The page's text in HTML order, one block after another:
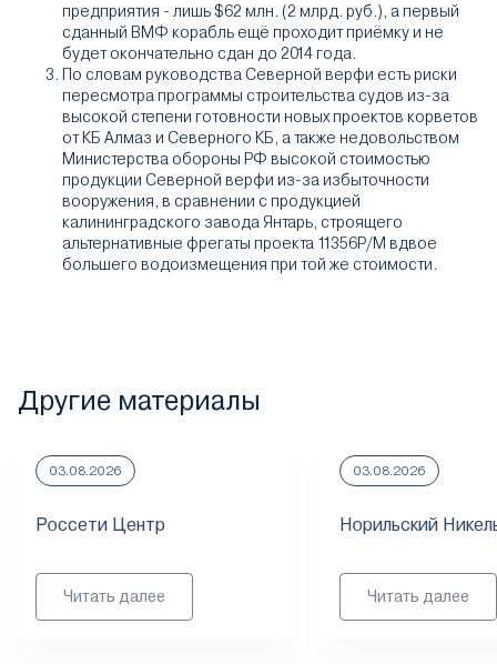
предприятия - лишь $62 млн. (2 млрд. руб.), а первый
сданный ВМФ корабль ещё проходит приёмку и не
будет окончательно сдан до 2014 года.
По словам руководства Северной верфи есть риски
пересмотра программы строительства судов из-за
высокой степени готовности новых проектов корветов
от КБ Алмаз и Северного КБ, а также недовольством
Министерства обороны РФ высокой стоимостью
продукции Северной верфи из-за избыточности
вооружения, в сравнении с продукцией
калининградского завода Янтарь, строящего
альтернативные фрегаты проекта 11356Р/М вдвое
большего водоизмещения при той же стоимости.
Другие материалы
03.08.2026
Россети Центр
Читать далее
03.08.2026
Норильский
Читать далее